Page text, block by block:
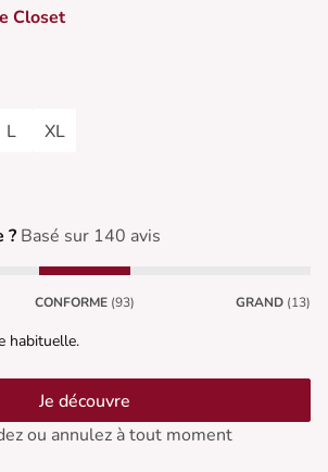
Closet
L XL
? Basé sur 140 avis
CONFORME (93) GRAND (13)
habituelle.
Je découvre
ou annulez à tout moment